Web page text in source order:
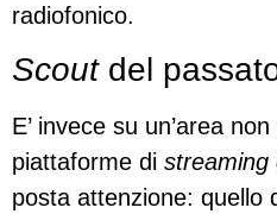
radiofonico.
Scoutdel
E’ invece su un’area
piattaforme di streaming
posta attenzione: quello